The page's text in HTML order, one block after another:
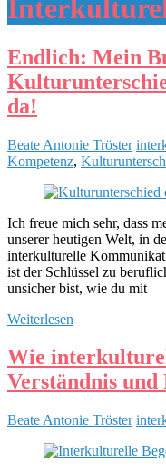
Endlich: Mein
da!
Beate Antonie Tröster
Kompetenz,
Ich freue mich sehr, dass
unserer heutigen Welt, in
interkulturelle
ist der Schlüssel zu
unsicher bist, wie du mit
Weiterlesen
Wie
Verständnis und
Beate Antonie Tröster